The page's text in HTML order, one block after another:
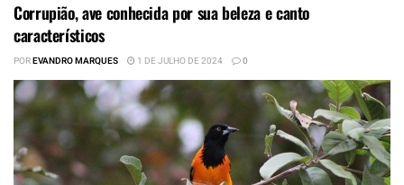
Corrupião, ave conhecida por sua beleza e canto
característicos
POREVANDRO MARQUES 1 DE JULHO DE 2024 0